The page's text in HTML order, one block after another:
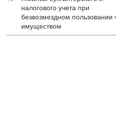
налогового учета при
безвозмездном пользовании
имуществом